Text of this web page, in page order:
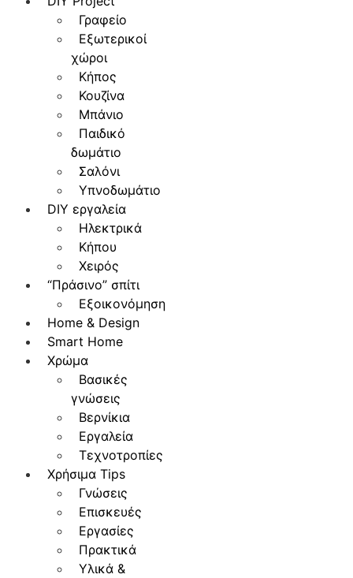
Γραφείο
Εξωτερικοί
χώροι
Κήπος
Κουζίνα
Μπάνιο
Παιδικό
δωμάτιο
Σαλόνι
Υπνοδωμάτιο
DIY εργαλεία
Ηλεκτρικά
Κήπου
Χειρός
“Πράσινο” σπίτι
Εξοικονόμηση
Home & Design
Smart Home
Χρώμα
Βασικές
γνώσεις
Βερνίκια
Εργαλεία
Τεχνοτροπίες
Χρήσιμα Tips
Γνώσεις
Επισκευές
Εργασίες
Πρακτικά
Υλικά &